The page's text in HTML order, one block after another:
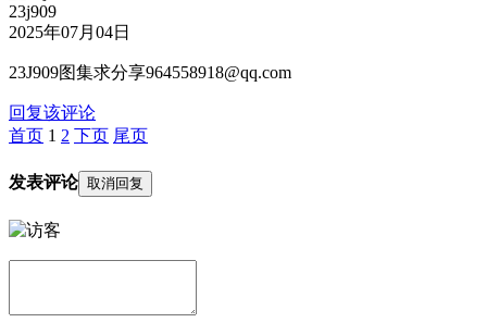
23j909
2025年07月04日
23J909图集求分享964558918@qq.com
回复该评论
首页 1 2 下页 尾页
发表评论 取消回复